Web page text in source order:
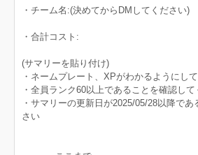
・チーム名:(決めてからDMしてください)
・合計コスト:
(サマリーを貼り付け)
・ネームプレート、XPがわかるようにし
・全員ランク60以上であることを確認し
・サマリーの更新日が2025/05/28以降で
さい